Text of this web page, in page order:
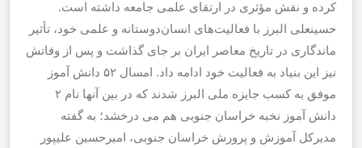
کرده و نقش مؤثری در ارتقای علمی جامعه داشته است.
حسینعلی البرز با فعالیت‌های انسان‌دوستانه و علمی خود، تأثیر
ماندگاری در تاریخ معاصر ایران بر جای گذاشت و پس از وفاتش
نیز این بنیاد به فعالیت خود ادامه داد. امسال ۵۲ دانش آموز
موفق به کسب جایزه ملی البرز شدند که در بین آنها نام ۲
دانش آموز نخبه خراسان جنوبی هم می درخشد؛ به گفته
مدیرکل آموزش و پرورش خراسان جنوبی، امیرحسین علیپور